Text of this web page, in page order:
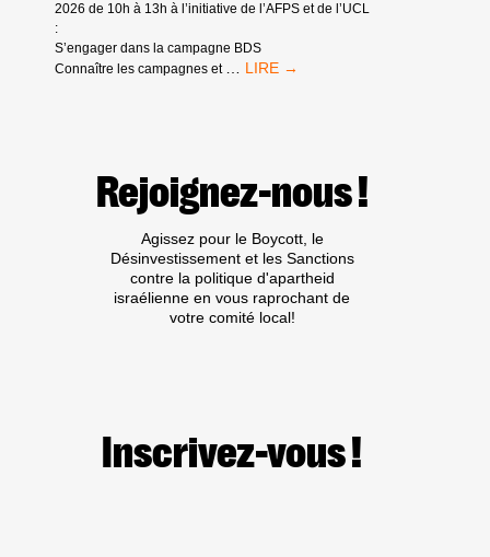
2026 de 10h à 13h à l’initiative de l’AFPS et de l’UCL
:
S’engager dans la campagne BDS
Connaître les campagnes et
21/03
Rejoignez-nous !
Agissez pour le Boycott, le
Désinvestissement et les Sanctions
contre la politique d'apartheid
israélienne en vous raprochant de
votre comité local!
Inscrivez-vous !